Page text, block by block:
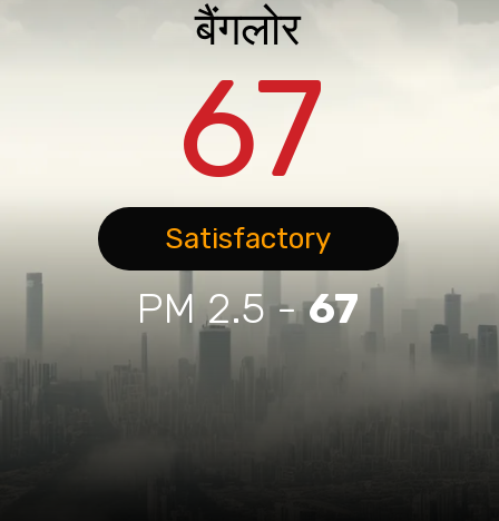
67
PM 2.5 -67
Satisfactory
बैंगलोर